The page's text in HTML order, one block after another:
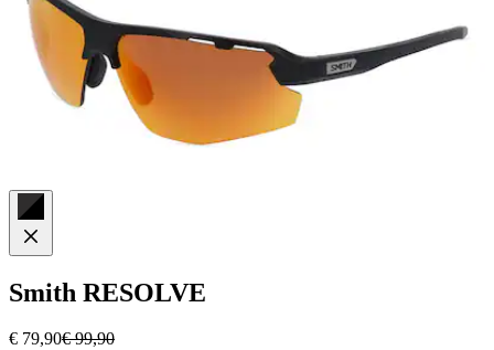
Smith RESOLVE
€ 79,90€ 99,90